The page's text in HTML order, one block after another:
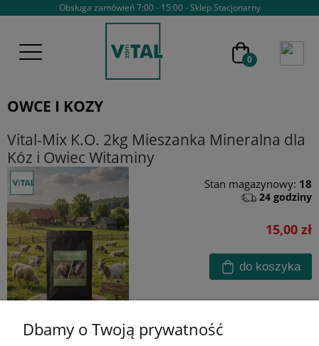
Obsługa zamówień 7:00 - 15:00 - Sklep Stacjonarny
OWCE I KOZY
Vital-Mix K.O. 2kg Mieszanka Mineralna dla
Kóz i Owiec Witaminy
Stan magazynowy: 18
24 godziny
15,00 zł
do koszyka
Dbamy o Twoją prywatność